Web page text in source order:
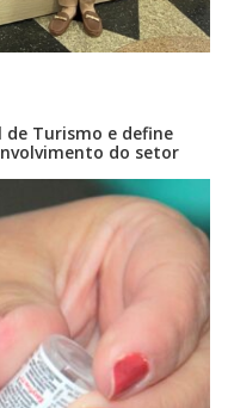
eletrônico de bens móveis
Turismo e define
do setor